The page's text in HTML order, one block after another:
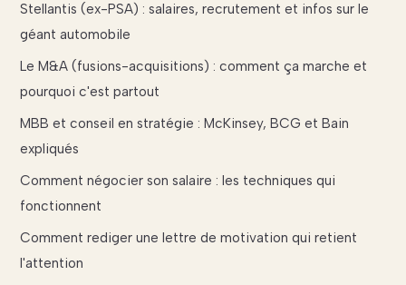
Stellantis (ex-PSA) : salaires, recrutement et infos sur le
géant automobile
Le M&A (fusions-acquisitions) : comment ça marche et
pourquoi c'est partout
MBB et conseil en stratégie : McKinsey, BCG et Bain
expliqués
Comment négocier son salaire : les techniques qui
fonctionnent
Comment rediger une lettre de motivation qui retient
l'attention